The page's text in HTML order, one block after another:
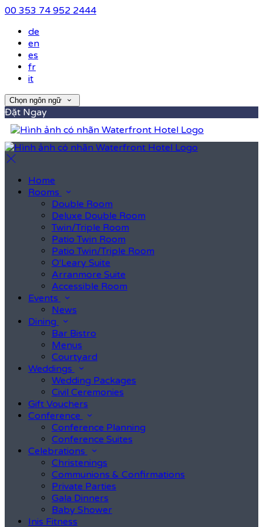
00 353 74 952 2444
de
en
es
fr
it
Chọn ngôn ngữ
Đặt Ngay
Home
Rooms
Double Room
Deluxe Double Room
Twin/Triple Room
Patio Twin Room
Patio Twin/Triple Room
O'Leary Suite
Arranmore Suite
Accessible Room
Events
News
Dining
Bar Bistro
Menus
Courtyard
Weddings
Wedding Packages
Civil Ceremonies
Gift Vouchers
Conference
Conference Planning
Conference Suites
Celebrations
Christenings
Communions & Confirmations
Private Parties
Gala Dinners
Baby Shower
Inis Fitness